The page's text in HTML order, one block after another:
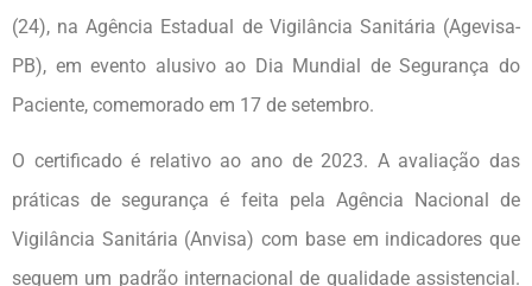
(24), na Agência Estadual de Vigilância Sanitária (Agevisa-
PB), em evento alusivo ao Dia Mundial de Segurança do
Paciente, comemorado em 17 de setembro.
O certificado é relativo ao ano de 2023. A avaliação das
práticas de segurança é feita pela Agência Nacional de
Vigilância Sanitária (Anvisa) com base em indicadores que
seguem um padrão internacional de qualidade assistencial.